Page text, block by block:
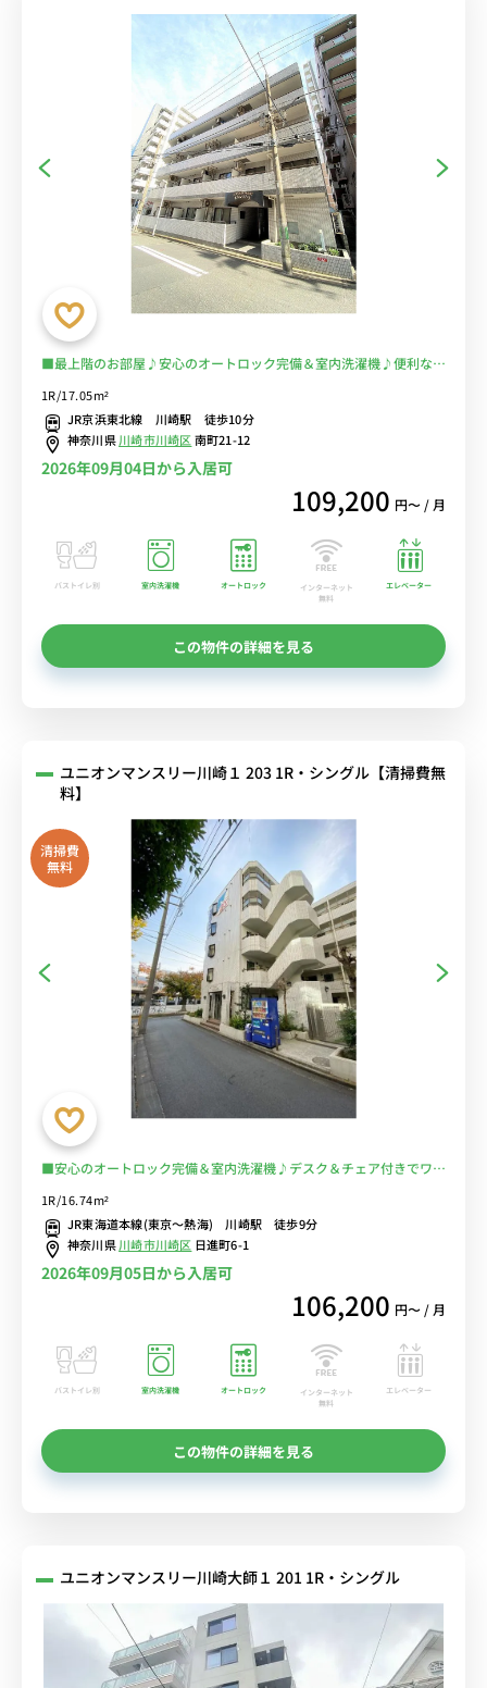
■最上階のお部屋♪安心のオートロック完備＆室内洗濯機♪便利な宅
線・京急本線の利用が可能/東京・品川まで乗換なし/駅前には「ラゾ
ーナ川崎」や「ダイス」などショッピングモールも多数■選べるWi-
Fi格安レンタル中！
1R/17.05m²
JR京浜東北線 川崎駅 徒歩10分
神奈川県川崎市川崎区南町21-12
2026年09月04日から入居可
109,200 円〜 / 月
バストイレ別 室内洗濯機 オートロック
インターネット
無料
エレベーター
この物件の詳細を見る
ユニオンマンスリー川崎１ 203 1R・シングル【清掃費無
料】
清掃費
無料
■安心のオートロック完備＆室内洗濯機♪デスク＆チェア付きでワー
クスペースにもおすすめ♪２ドア冷蔵庫でたっぷり収納♪■川崎駅か
ら多数の路線が利用可能/東京・秋葉原・横浜まで乗換なし/コンビニ
至近■選べるWi-Fi格安レンタル中！
1R/16.74m²
JR東海道本線(東京～熱海) 川崎駅 徒歩9分
神奈川県川崎市川崎区 日進町6-1
2026年09月05日から入居可
106,200 円〜 / 月
バストイレ別 室内洗濯機 オートロック
インターネット
無料
エレベーター
この物件の詳細を見る
ユニオンマンスリー川崎大師１ 201 1R・シングル